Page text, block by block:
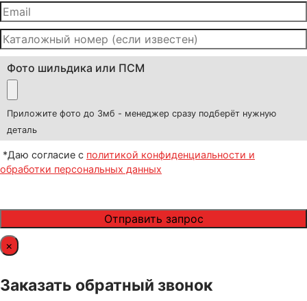
Фото шильдика или ПСМ
Приложите фото до 3мб - менеджер сразу подберёт нужную
деталь
*Даю согласие с политикой конфиденциальности и
обработки персональных данных
×
Заказать обратный звонок